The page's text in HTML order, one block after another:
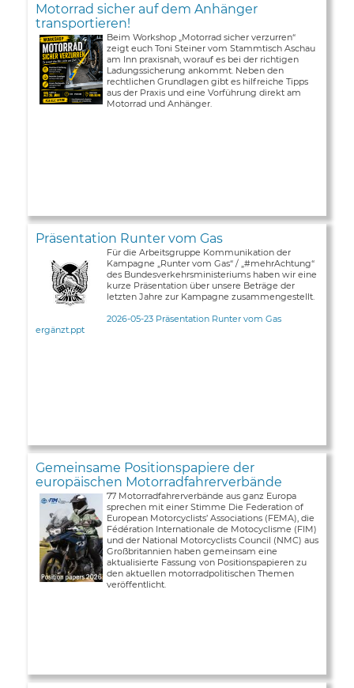
Motorrad sicher auf dem Anhänger
transportieren!
Beim Workshop „Motorrad sicher verzurren“
zeigt euch Toni Steiner vom Stammtisch Aschau
am Inn praxisnah, worauf es bei der richtigen
Ladungssicherung ankommt. Neben den
rechtlichen Grundlagen gibt es hilfreiche Tipps
aus der Praxis und eine Vorführung direkt am
Motorrad und Anhänger.
Präsentation Runter vom Gas
Für die Arbeitsgruppe Kommunikation der
Kampagne „Runter vom Gas“ / „#mehrAchtung“
des Bundesverkehrsministeriums haben wir eine
kurze Präsentation über unsere Beträge der
letzten Jahre zur Kampagne zusammengestellt.
2026-05-23 Präsentation Runter vom Gas
ergänzt.ppt
Gemeinsame Positionspapiere der
europäischen Motorradfahrerverbände
77 Motorradfahrerverbände aus ganz Europa
sprechen mit einer Stimme Die Federation of
European Motorcyclists’ Associations (FEMA), die
Fédération Internationale de Motocyclisme (FIM)
und der National Motorcyclists Council (NMC) aus
Großbritannien haben gemeinsam eine
aktualisierte Fassung von Positionspapieren zu
den aktuellen motorradpolitischen Themen
veröffentlicht.